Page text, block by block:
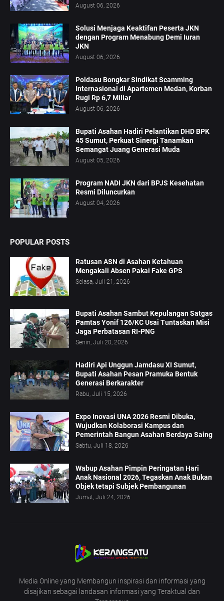
August 06, 2026
Solusi Menjaga Keaktifan Peserta JKN
dengan Program Menabung Demi Iuran
JKN
August 06, 2026
Poldasu Bongkar Sindikat Scamming
Internasional di Apartemen Medan, Korban
Rugi Rp 6,7 Miliar
August 06, 2026
Bupati Asahan Hadiri Pelantikan DHD BPK
45 Sumut, Perkuat Sinergi Tanamkan
Semangat Juang Generasi Muda
August 05, 2026
Program NADI JKN dari BPJS Kesehatan
Resmi Diluncurkan
August 04, 2026
POPULAR POSTS
Ratusan ASN di Asahan Ketahuan
Mengakali Absen Pakai Fake GPS
Selasa, Juli 21, 2026
Bupati Asahan Sambut Kepulangan Satgas
Pamtas Yonif 126/KC Usai Tuntaskan Misi
Jaga Perbatasan RI-PNG
Senin, Juli 20, 2026
Hadiri Api Unggun Jamdasu XI Sumut,
Bupati Asahan Pesan Pramuka Bentuk
Generasi Berkarakter
Rabu, Juli 15, 2026
Expo Inovasi UNA 2026 Resmi Dibuka,
Wujudkan Kolaborasi Kampus dan
Pemerintah Bangun Asahan Berdaya Saing
Sabtu, Juli 18, 2026
Wabup Asahan Pimpin Peringatan Hari
Anak Nasional 2026, Tegaskan Anak Bukan
Objek tetapi Subjek Pembangunan
Jumat, Juli 24, 2026
Media Online yang Membangun inspirasi dan informasi yang
disajikan sebagai landasan informasi yang Teraktual dan